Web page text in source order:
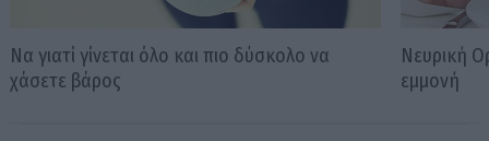
Να γιατί γίνεται όλο και πιο δύσκολο να
χάσετε βάρος
Νευρική
εμμονή